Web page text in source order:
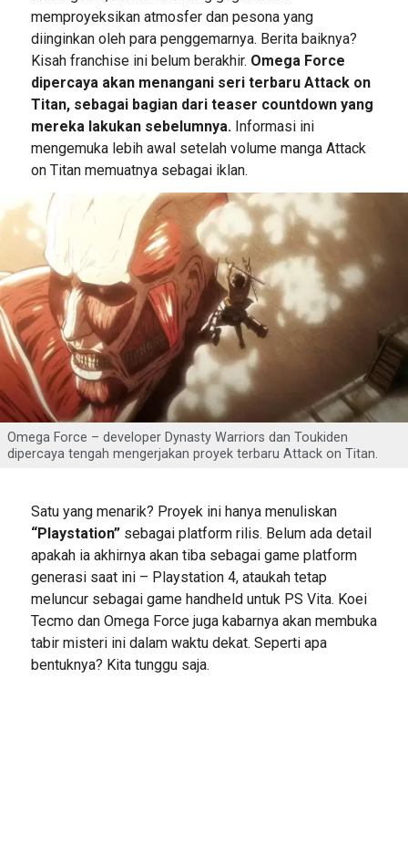
memproyeksikan atmosfer dan pesona yang
diinginkan oleh para penggemarnya. Berita baiknya?
Kisah franchise ini belum berakhir. Omega Force
dipercaya akan menangani seri terbaru Attack on
Titan, sebagai bagian dari teaser countdown yang
mereka lakukan sebelumnya.Informasi ini
mengemuka lebih awal setelah volume manga Attack
on Titan memuatnya sebagai iklan.
Omega Force – developer Dynasty Warriors dan Toukiden
dipercaya tengah mengerjakan proyek terbaru Attack on Titan.
Satu yang menarik? Proyek ini hanya menuliskan
“Playstation”sebagai platform rilis. Belum ada detail
apakah ia akhirnya akan tiba sebagai game platform
generasi saat ini – Playstation 4, ataukah tetap
meluncur sebagai game handheld untuk PS Vita. Koei
Tecmo dan Omega Force juga kabarnya akan membuka
tabir misteri ini dalam waktu dekat. Seperti apa
bentuknya? Kita tunggu saja.